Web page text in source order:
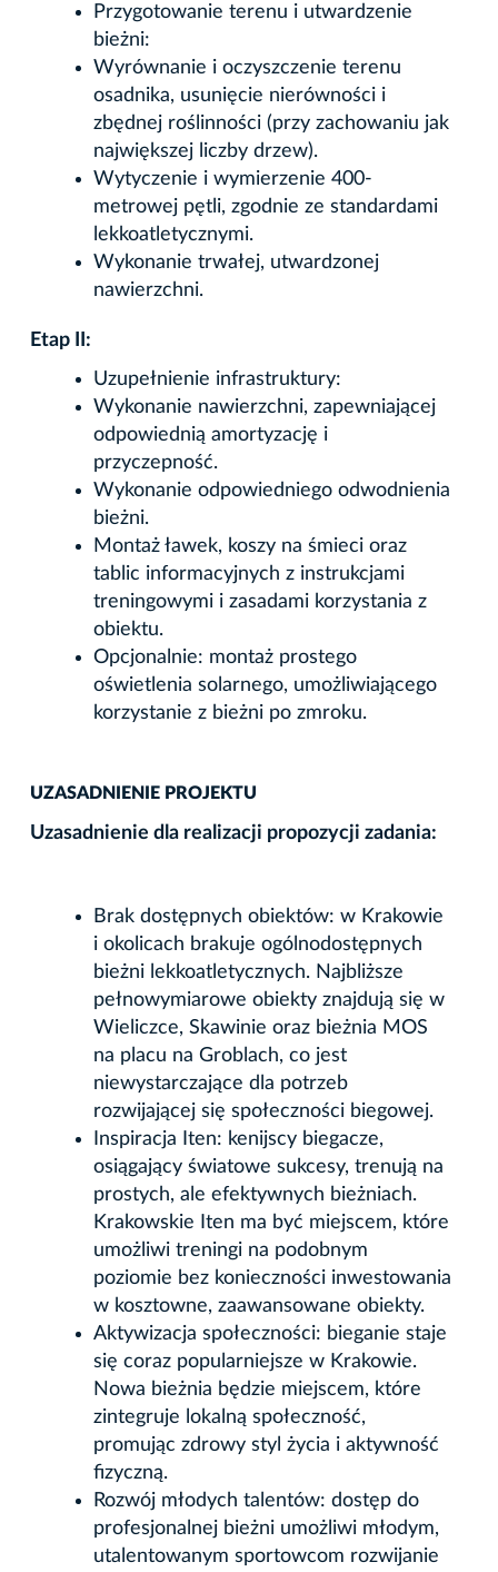
Przygotowanie terenu i utwardzenie
bieżni:
Wyrównanie i oczyszczenie terenu
osadnika, usunięcie nierówności i
zbędnej roślinności (przy zachowaniu jak
największej liczby drzew).
Wytyczenie i wymierzenie 400-
metrowej pętli, zgodnie ze standardami
lekkoatletycznymi.
Wykonanie trwałej, utwardzonej
nawierzchni.
Etap II:
Uzupełnienie infrastruktury:
Wykonanie nawierzchni, zapewniającej
odpowiednią amortyzację i
przyczepność.
Wykonanie odpowiedniego odwodnienia
bieżni.
Montaż ławek, koszy na śmieci oraz
tablic informacyjnych z instrukcjami
treningowymi i zasadami korzystania z
obiektu.
Opcjonalnie: montaż prostego
oświetlenia solarnego, umożliwiającego
korzystanie z bieżni po zmroku.
UZASADNIENIE PROJEKTU
Uzasadnienie dla realizacji propozycji zadania:
Brak dostępnych obiektów: w Krakowie
i okolicach brakuje ogólnodostępnych
bieżni lekkoatletycznych. Najbliższe
pełnowymiarowe obiekty znajdują się w
Wieliczce, Skawinie oraz bieżnia MOS
na placu na Groblach, co jest
niewystarczające dla potrzeb
rozwijającej się społeczności biegowej.
Inspiracja Iten: kenijscy biegacze,
osiągający światowe sukcesy, trenują na
prostych, ale efektywnych bieżniach.
Krakowskie Iten ma być miejscem, które
umożliwi treningi na podobnym
poziomie bez konieczności inwestowania
w kosztowne, zaawansowane obiekty.
Aktywizacja społeczności: bieganie staje
się coraz popularniejsze w Krakowie.
Nowa bieżnia będzie miejscem, które
zintegruje lokalną społeczność,
promując zdrowy styl życia i aktywność
fizyczną.
Rozwój młodych talentów: dostęp do
profesjonalnej bieżni umożliwi młodym,
utalentowanym sportowcom rozwijanie